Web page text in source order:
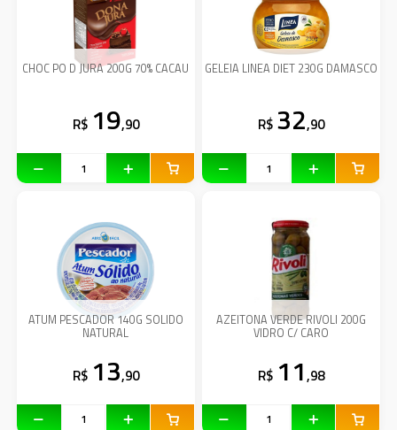
CHOC PO D JURA 200G 70% CACAU
R$ 19,90
GELEIA LINEA DIET 230G DAMASCO
R$ 32,90
ATUM PESCADOR 140G SOLIDO
NATURAL
R$ 13,90
AZEITONA VERDE RIVOLI 200G
VIDRO C/ CARO
R$ 11,98